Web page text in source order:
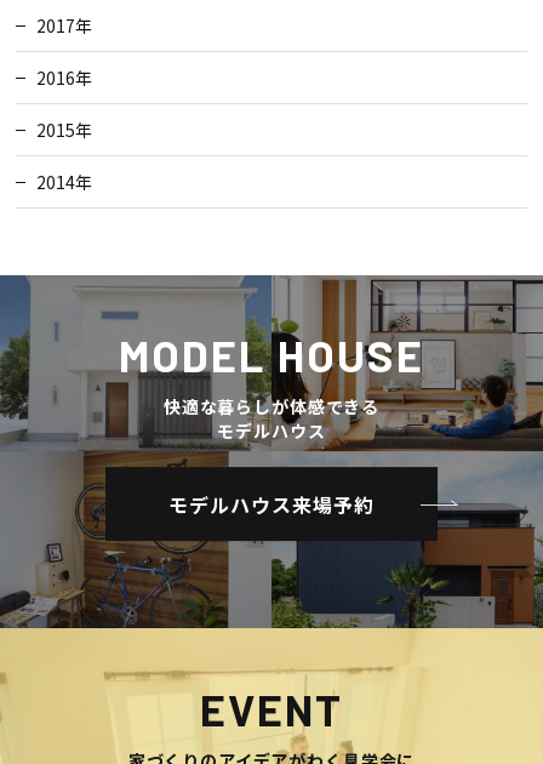
2017年
2016年
2015年
2014年
MODEL HOUSE
快適な暮らしが体感できる
モデルハウス
モデルハウス来場予約
EVENT